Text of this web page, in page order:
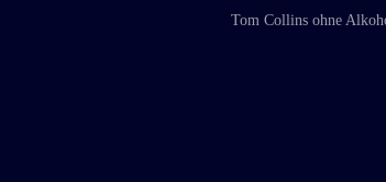
Tom Collins ohne